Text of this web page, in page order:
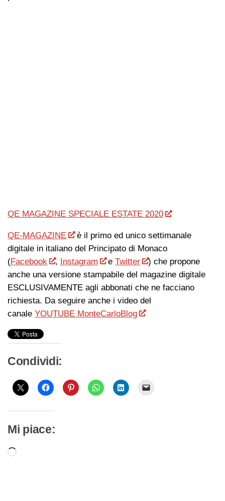
QE MAGAZINE SPECIALE ESTATE 2020
QE-MAGAZINE
è il primo ed unico settimanale
digitale in italiano del Principato di Monaco
(Facebook , Instagram eTwitter
) che propone
anche una versione stampabile del magazine digitale
ESCLUSIVAMENTE agli abbonati che ne facciano
richiesta. Da seguire anche i video del
canale YOUTUBE MonteCarloBlog
Condividi:
Mi piace:
Caricamento